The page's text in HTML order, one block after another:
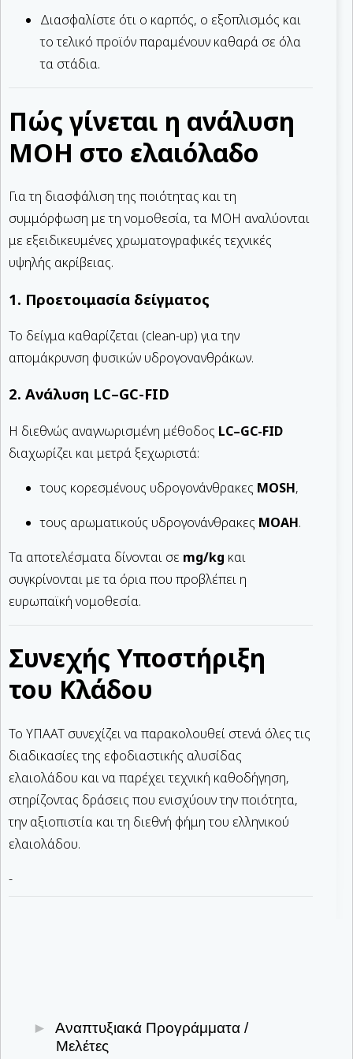
Διασφαλίστε ότι ο καρπός, ο εξοπλισμός και
το τελικό προϊόν παραμένουν καθαρά σε όλα
τα στάδια.
Πώς γίνεται η ανάλυση
MOH στο ελαιόλαδο
Για τη διασφάλιση της ποιότητας και τη
συμμόρφωση με τη νομοθεσία, τα MOH αναλύονται
με εξειδικευμένες χρωματογραφικές τεχνικές
υψηλής ακρίβειας.
1. Προετοιμασία δείγματος
Το δείγμα καθαρίζεται (clean-up) για την
απομάκρυνση φυσικών υδρογονανθράκων.
2. Ανάλυση LC–GC-FID
Η διεθνώς αναγνωρισμένη μέθοδος LC–GC-FID
διαχωρίζει και μετρά ξεχωριστά:
τους κορεσμένους υδρογονάνθρακες MOSH,
τους αρωματικούς υδρογονάνθρακες MOAH.
Τα αποτελέσματα δίνονται σε mg/kg και
συγκρίνονται με τα όρια που προβλέπει η
ευρωπαϊκή νομοθεσία.
Συνεχής Υποστήριξη
του Κλάδου
Το ΥΠΑΑΤ συνεχίζει να παρακολουθεί στενά όλες τις
διαδικασίες της εφοδιαστικής αλυσίδας
ελαιολάδου και να παρέχει τεχνική καθοδήγηση,
στηρίζοντας δράσεις που ενισχύουν την ποιότητα,
την αξιοπιστία και τη διεθνή φήμη του ελληνικού
ελαιολάδου.
-
Αναπτυξιακά Προγράμματα /
Μελέτες